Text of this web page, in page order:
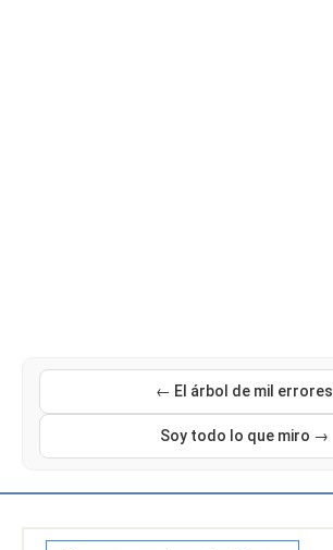
← El árbol de mil errores
Soy todo lo que miro →